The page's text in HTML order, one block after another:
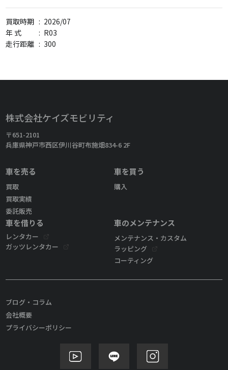
買取時期 : 2026/07
年 式
: R03
走行距離 : 300
株式会社ケイズモビリティ
〒651-2101
兵庫県神戸市西区伊川谷町布施畑834-6 2F
車を売る
買取
買取実績
委託販売
車を買う
購入
車を借りる
レンタカー
ガッツレンタカー
車のメンテナンス
メンテナンス・カスタム
ラッピング
コーティング
ブログ・コラム
会社概要
プライバシーポリシー